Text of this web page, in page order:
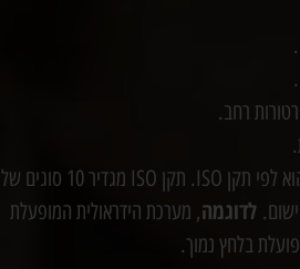
רחב.
שמנים הידראוליים מסווגים לפי רמת הביצועים שלהם. הסיווג הנפוץ ביותר הוא לפי תקן ISO. תקן ISO מגדיר 10 סוגים של
לדוגמה, מערכת הידראולית המופעלת
בלחץ נמוך.